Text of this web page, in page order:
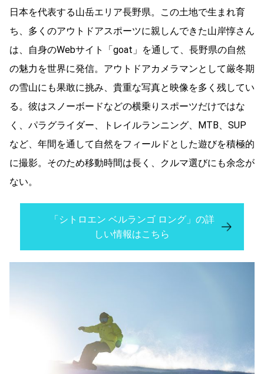
日本を代表する山岳エリア長野県。この土地で生まれ育
ち、多くのアウトドアスポーツに親しんできた山岸惇さん
は、自身のWebサイト「goat」を通して、長野県の自然
の魅力を世界に発信。アウトドアカメラマンとして厳冬期
の雪山にも果敢に挑み、貴重な写真と映像を多く残してい
る。彼はスノーボードなどの横乗りスポーツだけではな
く、パラグライダー、トレイルランニング、MTB、SUP
など、年間を通して自然をフィールドとした遊びを積極的
に撮影。そのため移動時間は長く、クルマ選びにも余念が
ない。
「シトロエン ベルランゴ ロング」の詳
しい情報はこちら